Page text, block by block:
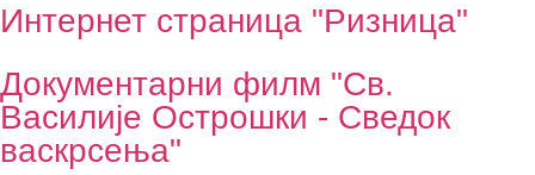
Интернет страница "Ризница"
Документарни филм "Св.
Василије Острошки - Сведок
васкрсења"